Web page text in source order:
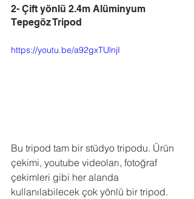
2- Çift yönlü 2.4m Alüminyum
Tepegöz Tripod
https://youtu.be/a92gxTUlnjI
Bu tripod tam bir stüdyo tripodu. Ürün
çekimi, youtube videoları, fotoğraf
çekimleri gibi her alanda
kullanılabilecek çok yönlü bir tripod.